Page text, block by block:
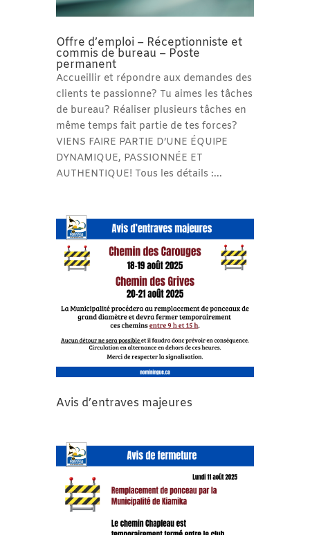
Offre d’emploi – Réceptionniste et
commis de bureau – Poste
permanent
Accueillir et répondre aux demandes des
clients te passionne? Tu aimes les tâches
de bureau? Réaliser plusieurs tâches en
même temps fait partie de tes forces?
VIENS FAIRE PARTIE D’UNE ÉQUIPE
DYNAMIQUE, PASSIONNÉE ET
AUTHENTIQUE! Tous les détails :...
Avis d’entraves majeures